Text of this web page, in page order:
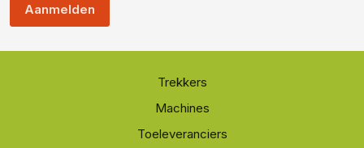
Aanmelden
Trekkers
Machines
Toeleveranciers